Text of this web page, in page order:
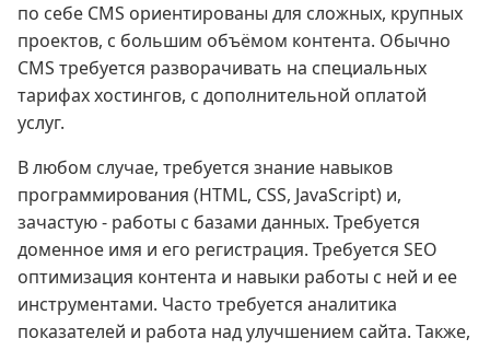
по себе CMS ориентированы для сложных, крупных
проектов, с большим объёмом контента. Обычно
CMS требуется разворачивать на специальных
тарифах хостингов, с дополнительной оплатой
услуг.
В любом случае, требуется знание навыков
программирования (HTML, CSS, JavaScript) и,
зачастую - работы с базами данных. Требуется
доменное имя и его регистрация. Требуется SEO
оптимизация контента и навыки работы с ней и ее
инструментами. Часто требуется аналитика
показателей и работа над улучшением сайта. Также,